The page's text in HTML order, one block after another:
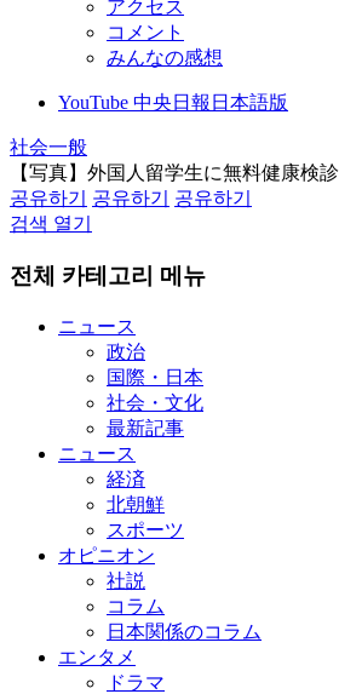
アクセス
コメント
みんなの感想
YouTube 中央日報日本語版
社会一般
【写真】外国人留学生に無料健康検診
공유하기
공유하기
공유하기
검색 열기
전체 카테고리 메뉴
ニュース
政治
国際・日本
社会・文化
最新記事
ニュース
経済
北朝鮮
スポーツ
オピニオン
社説
コラム
日本関係のコラム
エンタメ
ドラマ